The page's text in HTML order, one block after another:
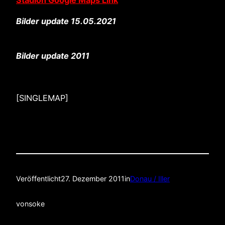
Bilder update 15.05.2021
Bilder update 2011
[SINGLEMAP]
Veröffentlicht27. Dezember 2011inDonau / Iller
vonsoke